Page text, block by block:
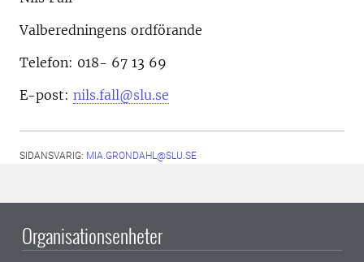
Valberedningens ordförande
Telefon: 018- 67 13 69
E-post: nils.fall@slu.se
SIDANSVARIG: MIA.GRONDAHL@SLU.SE
Organisationsenheter